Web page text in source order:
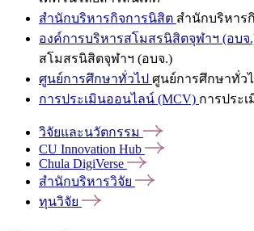
สำนักบริหารกิจการนิสิต สำนักบริหาร
องค์การบริหารสโมสรนิสิตจุฬาฯ (อบจ
สโมสรนิสิตจุฬาฯ (อบจ.)
ศูนย์การศึกษาทั่วไป ศูนย์การศึกษาทั่ว
การประเมินออนไลน์ (MCV) การประ
วิจัยและนวัตกรรม
CU Innovation Hub
Chula DigiVerse
สำนักบริหารวิจัย
ทุนวิจัย